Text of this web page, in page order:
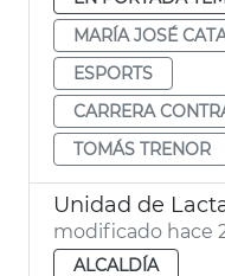
MARÍA JOSÉ
ESPORTS
CARRERA
TOMÁS TRENOR
Unidad de
modificado hace
ALCALDÍA